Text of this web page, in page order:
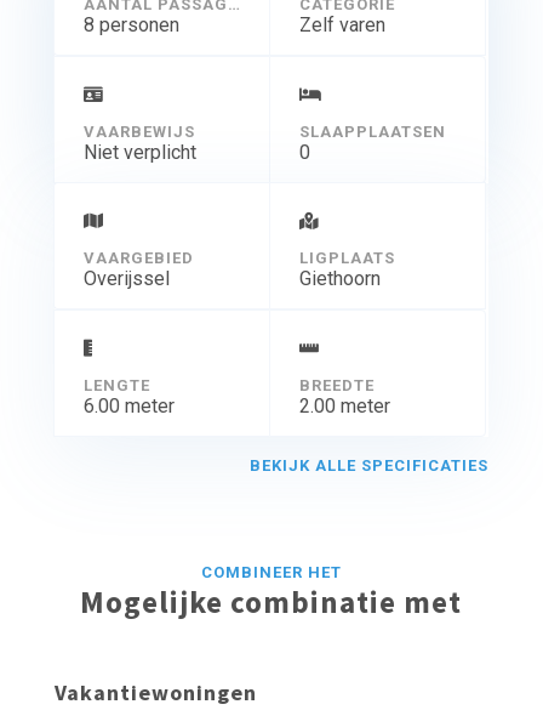
AANTAL PASSAGIERS
8 personen
CATEGORIE
Zelf varen
VAARBEWIJS
Niet verplicht
SLAAPPLAATSEN
0
VAARGEBIED
Overijssel
LIGPLAATS
Giethoorn
LENGTE
6.00 meter
BREEDTE
2.00 meter
BEKIJK ALLE SPECIFICATIES
COMBINEER HET
Mogelijke combinatie met
Vakantiewoningen